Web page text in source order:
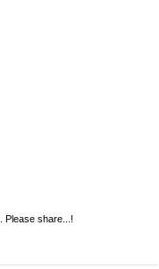
. Please share...!